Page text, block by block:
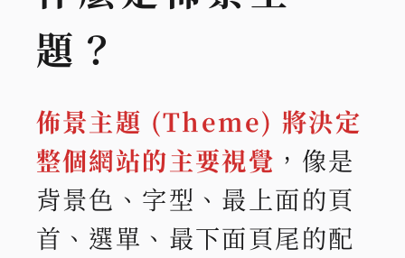
題？
佈景主題 (Theme) 將決定
整個網站的主要視覺 ，像是
背景色、字型、最上面的頁
首、選單、最下面頁尾的配